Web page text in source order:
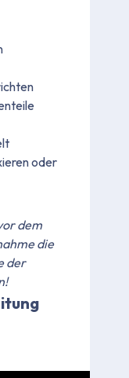
oder
dem
die
der